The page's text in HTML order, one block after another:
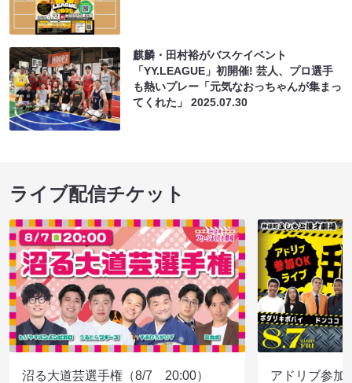
麒麟・田村裕がバスケイベント
「YY.LEAGUE」初開催! 芸人、プロ選手
も熱いプレー「元気なおっちゃんが集まっ
てくれた」2025.07.30
ライブ配信チケット
沼る大道芸選手権（8/7 20:00）
アドリブ参加